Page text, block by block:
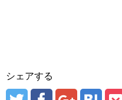
シェアする